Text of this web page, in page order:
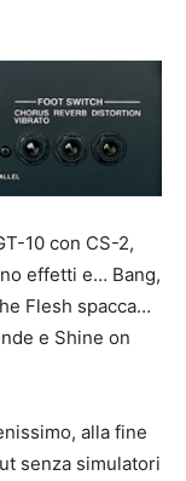
10 con CS-2,
effetti e… Bang,
Flesh spacca…
e Shine on
alla fine
senza simulatori